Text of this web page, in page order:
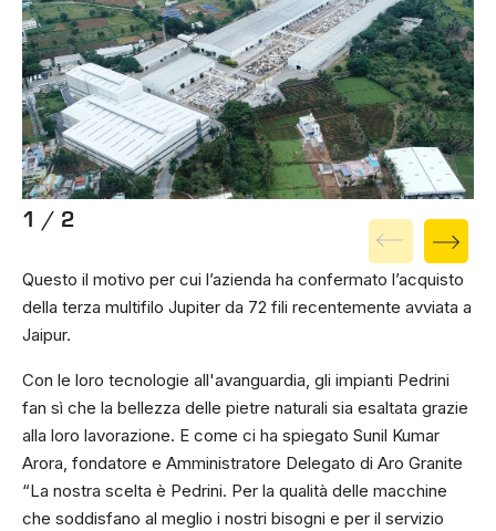
1 / 2
Questo il motivo per cui l’azienda ha confermato l’acquisto
della terza multifilo Jupiter da 72 fili recentemente avviata a
Jaipur.
Con le loro tecnologie all'avanguardia, gli impianti Pedrini
fan sì che la bellezza delle pietre naturali sia esaltata grazie
alla loro lavorazione. E come ci ha spiegato Sunil Kumar
Arora, fondatore e Amministratore Delegato di Aro Granite
“La nostra scelta è Pedrini. Per la qualità delle macchine
che soddisfano al meglio i nostri bisogni e per il servizio